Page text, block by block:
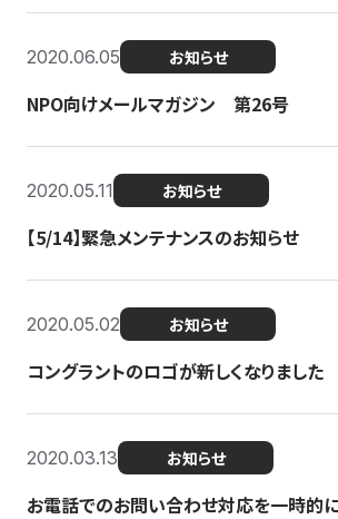
2020.06.05 お知らせ
NPO向けメールマガジン 第26号
2020.05.11 お知らせ
【5/14】緊急メンテナンスのお知らせ
2020.05.02 お知らせ
コングラントのロゴが新しくなりました
2020.03.13 お知らせ
お電話でのお問い合わせ対応を一時的